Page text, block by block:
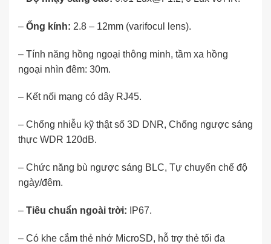
– Ống kính: 2.8 – 12mm (varifocul lens).
– Tính năng hồng ngoại thông minh, tầm xa hồng
ngoại nhìn đêm: 30m.
– Kết nối mạng có dây RJ45.
– Chống nhiễu kỹ thật số 3D DNR, Chống ngược sáng
thực WDR 120dB.
– Chức năng bù ngược sáng BLC, Tự chuyển chế độ
ngày/đêm.
– Tiêu chuẩn ngoài trời: IP67.
– Có khe cắm thẻ nhớ MicroSD, hỗ trợ thẻ tối đa